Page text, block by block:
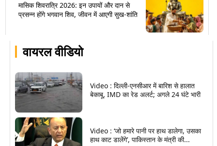
वायरल वीडियो
Video : दिल्ली-एनसीआर में बारिश से हालात
बेकाबू, IMD का रेड अलर्ट; अगले 24 घंटे भारी
Video : ‘जो हमारे पानी पर हाथ डालेगा, उसका
हाथ काट डालेंगे’, पाकिस्तान के मंत्री की...
मासिक शिवरात्रि 2026: इन उपायों और दान से
प्रसन्न होंगे भगवान शिव, जीवन में आएगी सुख-शांति